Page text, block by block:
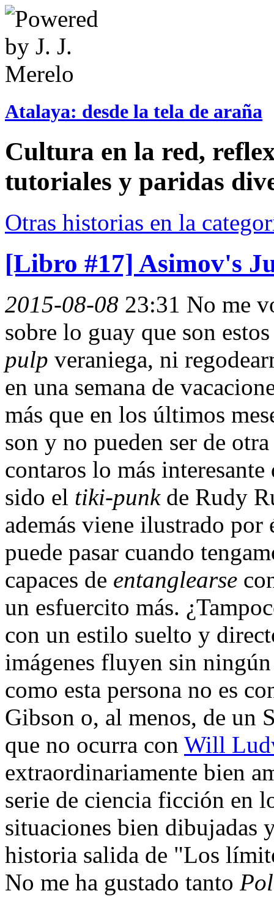
Atalaya: desde la tela de araña
Cultura en la red,
tutoriales y paridas
Otras historias en la
[Libro #17] Asimov's
2015-08-08 23:31 No me
sobre lo guay que son estos
pulp veraniega, ni
en una semana de
más que en los últimos
son y no pueden ser de
contaros lo más
sido el tiki-punkde Rudy
además viene ilustrado
puede pasar cuando
capaces de entanglearse
un esfuercito más.
con un estilo suelto y
imágenes fluyen sin
como esta persona no es
Gibson o, al menos, de un
que no ocurra con Will
extraordinariamente bien
serie de ciencia ficción en
situaciones bien dibujadas
historia salida de "Los
No me ha gustado tanto